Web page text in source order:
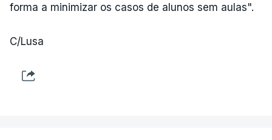
forma a minimizar os casos de alunos sem aulas".
C/Lusa